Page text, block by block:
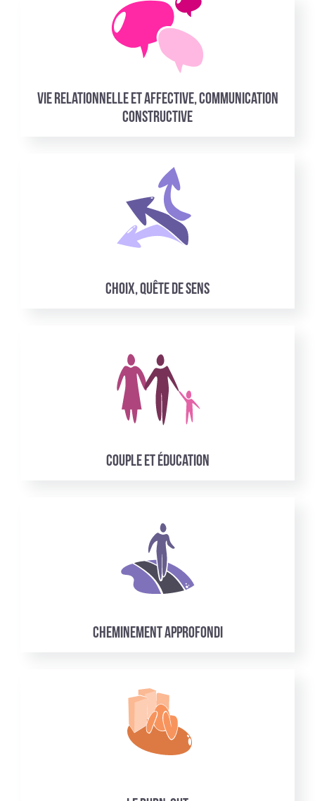
Vie relationnelle et affective, communication
constructive
Choix, quête de sens
Couple et éducation
Cheminement approfondi